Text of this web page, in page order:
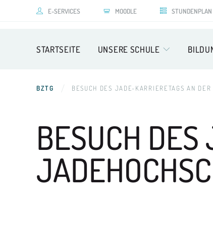
E-SERVICES MOODLE STUNDENPLAN
STARTSEITE UNSERE SCHULE
BZTG BESUCH DES JADE-KARRIERETAGS AN
BESUCH